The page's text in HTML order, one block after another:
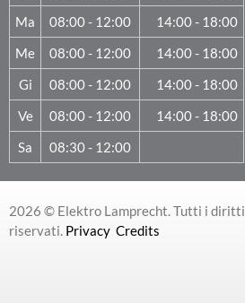
Ma
08:00 - 12:00
14:00 - 18:00
Me
08:00 - 12:00
14:00 - 18:00
Gi
08:00 - 12:00
14:00 - 18:00
Ve
08:00 - 12:00
14:00 - 18:00
Sa
08:30 - 12:00
2026 © Elektro Lamprecht. Tutti i diritti
riservati. Privacy Credits